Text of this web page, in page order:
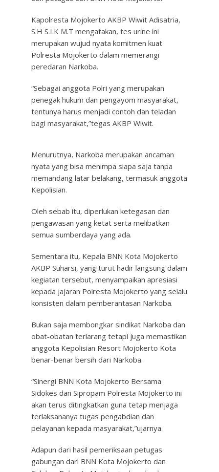
Kapolresta Mojokerto AKBP Wiwit Adisatria,
S.H S.I.K M.T mengatakan, tes urine ini
merupakan wujud nyata komitmen kuat
Polresta Mojokerto dalam memerangi
peredaran Narkoba.
“Sebagai anggota Polri yang merupakan
penegak hukum dan pengayom masyarakat,
tentunya harus menjadi contoh dan teladan
bagi masyarakat,”tegas AKBP Wiwit.
Menurutnya, Narkoba merupakan ancaman
nyata yang bisa menimpa siapa saja tanpa
memandang latar belakang, termasuk anggota
Kepolisian.
Oleh sebab itu, diperlukan ketegasan dan
pengawasan yang ketat serta melibatkan
semua sumberdaya yang ada.
Sementara itu, Kepala BNN Kota Mojokerto
AKBP Suharsi, yang turut hadir langsung dalam
kegiatan tersebut, menyampaikan apresiasi
kepada jajaran Polresta Mojokerto yang selalu
konsisten dalam pemberantasan Narkoba.
Bukan saja membongkar sindikat Narkoba dan
obat-obatan terlarang tetapi juga memastikan
anggota Kepolisian Resort Mojokerto Kota
benar-benar bersih dari Narkoba.
“Sinergi BNN Kota Mojokerto Bersama
Sidokes dan Sipropam Polresta Mojokerto ini
akan terus ditingkatkan guna tetap menjaga
terlaksananya tugas pengabdian dan
pelayanan kepada masyarakat,”ujarnya.
Adapun dari hasil pemeriksaan petugas
gabungan dari BNN Kota Mojokerto dan